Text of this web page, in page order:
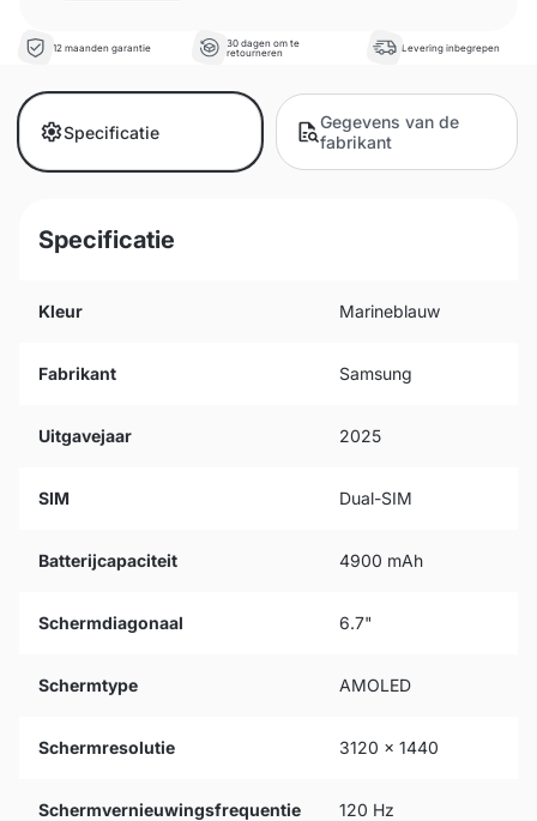
12 maanden garantie
30 dagen om te
retourneren
Levering inbegrepen
Specificatie
Gegevens van de
fabrikant
Specificatie
Kleur Marineblauw
Fabrikant Samsung
Uitgavejaar 2025
SIM Dual-SIM
Batterijcapaciteit 4900 mAh
Schermdiagonaal 6.7"
Schermtype AMOLED
Schermresolutie 3120 x 1440
Schermvernieuwingsfrequentie 120 Hz